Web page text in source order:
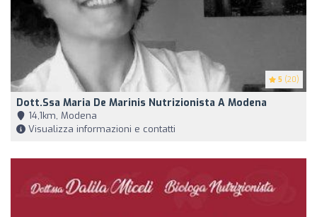
5 (20)
Dott.ssa Maria De Marinis Nutrizionista A Modena
14,1km, Modena
Visualizza informazioni e contatti